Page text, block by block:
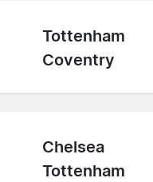
Tottenham
Coventry
Chelsea
Tottenham